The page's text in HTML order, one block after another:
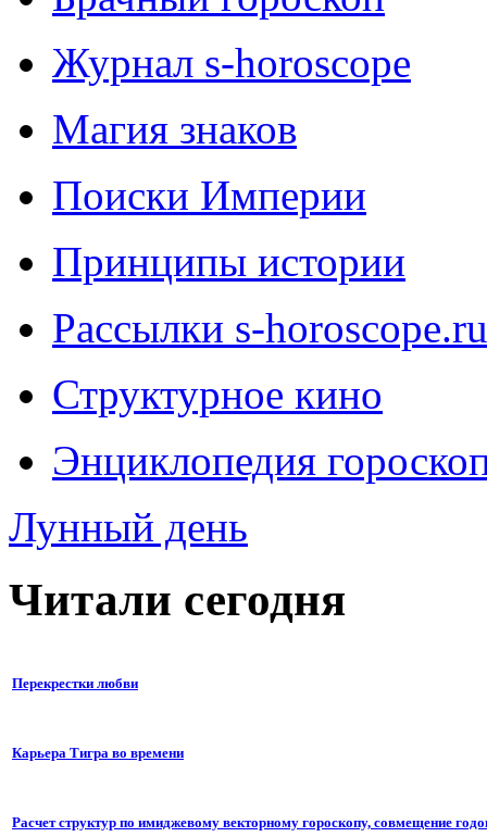
Журнал s-horoscope
Магия знаков
Поиски Империи
Принципы истории
Рассылки s-horoscope.ru
Структурное кино
Энциклопедия
Лунный день
Читали сегодня
Перекрестки любви
Карьера Тигра во времени
Расчет структур по имиджевому векторному гороскопу, совмещение